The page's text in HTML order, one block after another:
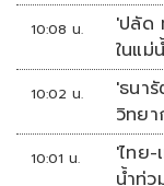
10:08 น.
'ปลัด
ในแม่
รวดเ
10:02 น.
'ธนา
วิทย
เหมา
ลดเ
10:01 น.
'ไทย-
น้ำท่